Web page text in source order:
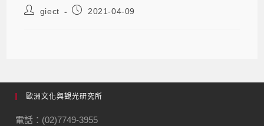
giect 2021-04-09
歐洲文化與觀光研究所
電話：(02)7749-3955